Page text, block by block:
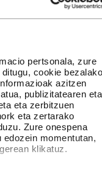
pertsonala, zure
cookie bezalako
azitzen
publizitatearen eta
eta zerbitzuen
eta zertarako
Zure onespena
momentutan,
klikatuz.